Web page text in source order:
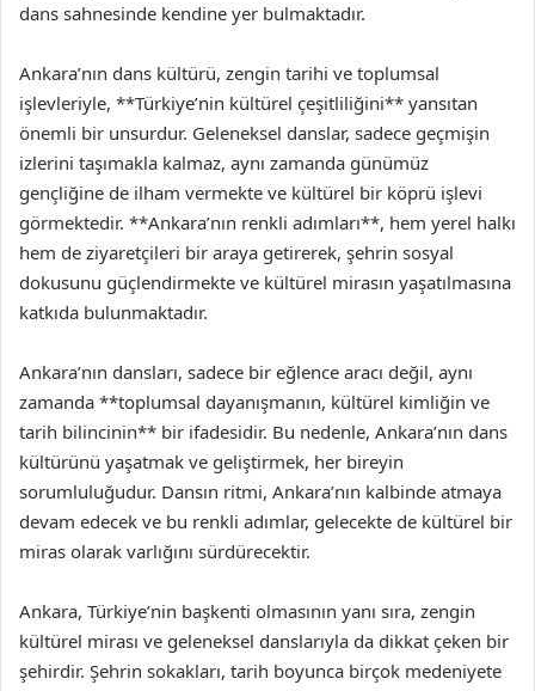
dans sahnesinde kendine yer bulmaktadır.
Ankara’nın dans kültürü, zengin tarihi ve toplumsal
işlevleriyle, **Türkiye’nin kültürel çeşitliliğini** yansıtan
önemli bir unsurdur. Geleneksel danslar, sadece geçmişin
izlerini taşımakla kalmaz, aynı zamanda günümüz
gençliğine de ilham vermekte ve kültürel bir köprü işlevi
görmektedir. **Ankara’nın renkli adımları**, hem yerel halkı
hem de ziyaretçileri bir araya getirerek, şehrin sosyal
dokusunu güçlendirmekte ve kültürel mirasın yaşatılmasına
katkıda bulunmaktadır.
Ankara’nın dansları, sadece bir eğlence aracı değil, aynı
zamanda **toplumsal dayanışmanın, kültürel kimliğin ve
tarih bilincinin** bir ifadesidir. Bu nedenle, Ankara’nın dans
kültürünü yaşatmak ve geliştirmek, her bireyin
sorumluluğudur. Dansın ritmi, Ankara’nın kalbinde atmaya
devam edecek ve bu renkli adımlar, gelecekte de kültürel bir
miras olarak varlığını sürdürecektir.
Ankara, Türkiye’nin başkenti olmasının yanı sıra, zengin
kültürel mirası ve geleneksel danslarıyla da dikkat çeken bir
şehirdir. Şehrin sokakları, tarih boyunca birçok medeniyete